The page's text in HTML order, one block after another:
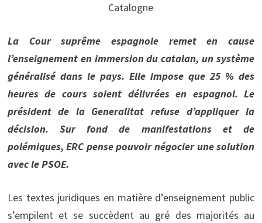
Catalogne
La Cour suprême espagnole remet en cause
l’enseignement en immersion du catalan, un système
généralisé dans le pays. Elle impose que 25 % des
heures de cours soient délivrées en espagnol. Le
président de la Generalitat refuse d’appliquer la
décision. Sur fond de manifestations et de
polémiques, ERC pense pouvoir négocier une solution
avec le PSOE.
Les textes juridiques en matière d’enseignement public
s’empilent et se succèdent au gré des majorités au